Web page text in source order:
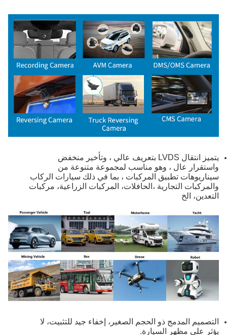
يتميز انتقال LVDS بتعريف عالي ، وتأخير منخفض
واستقرار عال ، وهو مناسب لمجموعة متنوعة من
سيناريوهات تطبيق المركبات ، بما في ذلك سيارات الركاب
والمركبات التجارية ،الحافلات، المركبات الزراعية، مركبات
التعدين، الخ
التصميم المدمج ذو الحجم الصغير، إخفاء جيد للتثبيت، لا
يؤثر على مظهر السيارة.